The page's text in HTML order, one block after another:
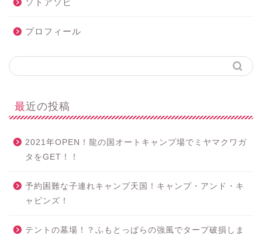
プロフィール
最近の投稿
2021年OPEN！龍の国オートキャンプ場でミヤマクワガ
タをGET！！
予約困難な子連れキャンプ天国！キャンプ・アンド・キ
ャビンズ！
テントの墓場！？ふもとっぱらの強風でタープ破損しま